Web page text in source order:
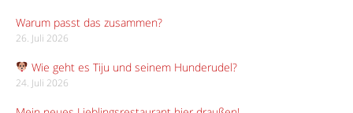
Warum passt das zusammen?
26. Juli 2026
Wie geht es Tiju und seinem Hunderudel?
24. Juli 2026